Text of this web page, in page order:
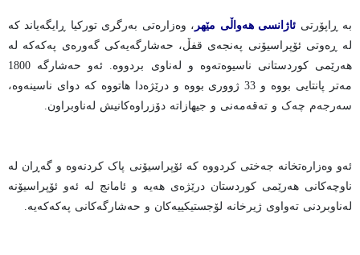
بە ڕاپۆرتی ئاژانسی هەواڵی مێهر ، وەزارەتی بەرگری تورکیا ڕایگەیاند کە
لە ڕەوتی ئۆپراسیۆنی پەنجەی قفڵ، حەشارگەیەکی گەورەی پەکەکە لە
هەرێمی کوردستانی ناسیوەتەوە و لەناوی بردووە. ئەو حەشارگە 1800
مەتر پانتایی بووە و 33 ژووری بووە و درێژەدا هاتووە کە دوای ناسینەوە،
سەرجەم چەک و تەقەمەنی و جیهازاتە دۆزراوەکانیش لەناوبراون.
ئەو وەزارەتخانە جەختی کردووە کە ئۆپراسیۆنی پاک کردنەوە و گەڕان لە
ناوچەکانی هەرێمی کوردستان درێژەی هەیە و ئامانج لە ئەو ئۆپراسیۆنە
لەناوبردنی تەواوی ژیرخانە لۆجستیکییەکان و حەشارگەکانی پەکەکەیە.